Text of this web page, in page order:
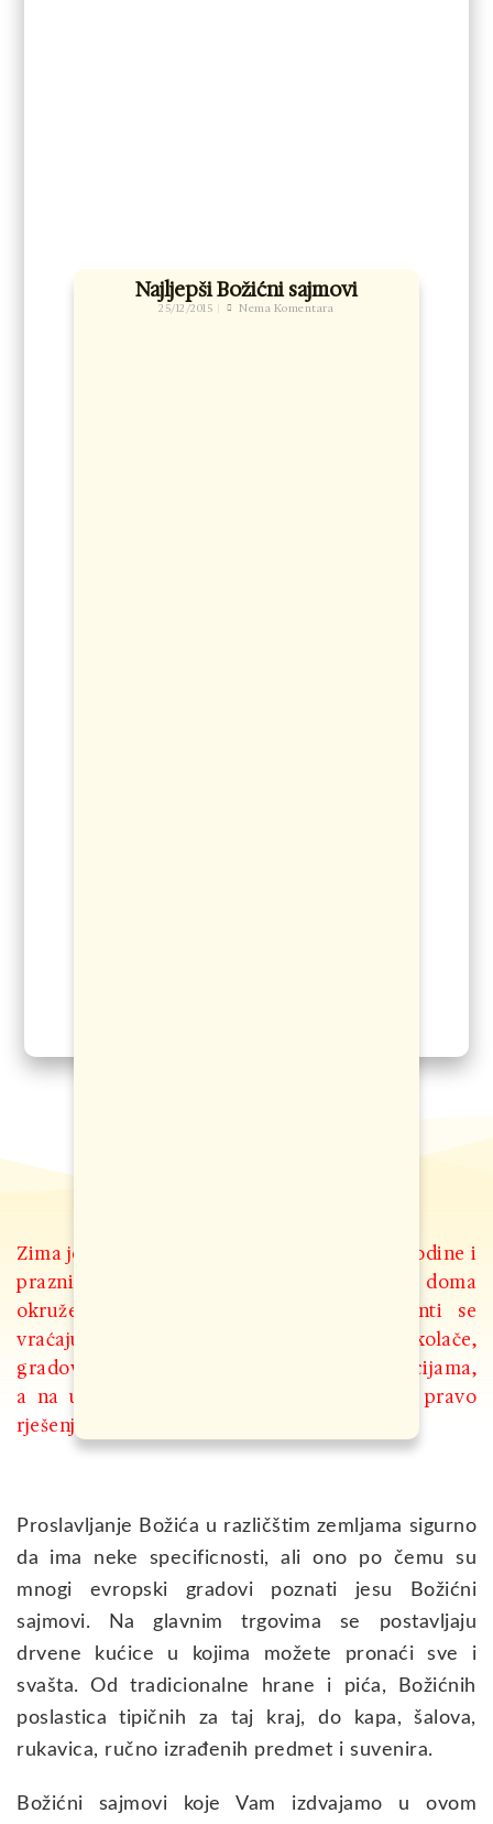
Najljepši Božićni sajmovi
25/12/2015 Nema Komentara
Zima je već pokucala na vrata, bliži se kraj godine i
praznici kada dane provodimo u toplini doma
okruženi porodicom i prijateljima. Studenti se
vraćaju kuci, bake i mame spremaju kolače,
gradovi su ukrašeni novogodišnjim dekoracijama,
a na ulicama se prodaje kuvano vino kao pravo
rješenje za hladne zimske dane.
Proslavljanje Božića u različštim zemljama sigurno
da ima neke specificnosti, ali ono po čemu su
mnogi evropski gradovi poznati jesu Božićni
sajmovi. Na glavnim trgovima se postavljaju
drvene kućice u kojima možete pronaći sve i
svašta. Od tradicionalne hrane i pića, Božićnih
poslastica tipičnih za taj kraj, do kapa, šalova,
rukavica, ručno izrađenih predmet i suvenira.
Božićni sajmovi koje Vam izdvajamo u ovom